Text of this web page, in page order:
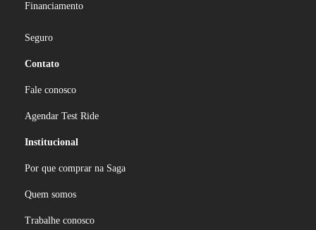
Financiamento
Seguro
Contato
Fale conosco
Agendar Test Ride
Institucional
Por que comprar na Saga
Quem somos
Trabalhe conosco